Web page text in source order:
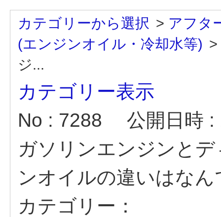
カテゴリーから選択 > アフタ
(エンジンオイル・冷却水等) >
ジ...
カテゴリー表示
No : 7288
公開日時
ガソリンエンジンと
ンオイルの違いはなん
カテゴリー：